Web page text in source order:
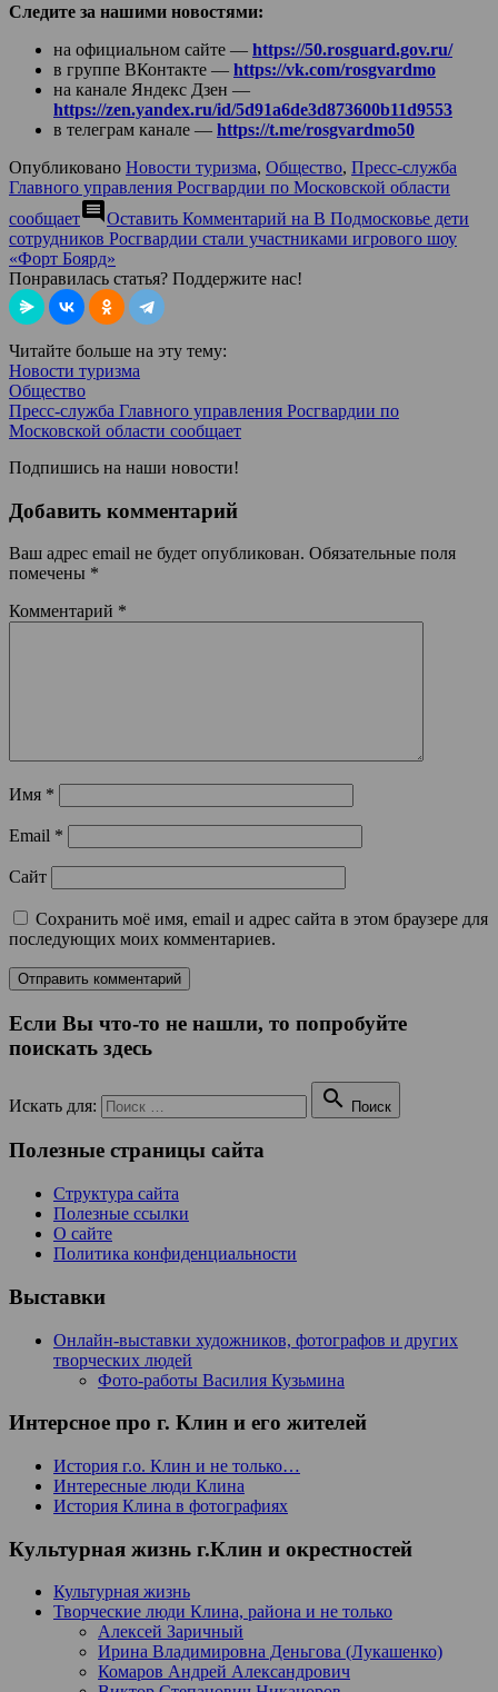
Следите за нашими новостями:
на официальном сайте — https://50.rosguard.gov.ru/
в группе ВКонтакте — https://vk.com/rosgvardmo
на канале Яндекс Дзен —
https://zen.yandex.ru/id/5d91a6de3d873600b11d9553
в телеграм канале — https://t.me/rosgvardmo50
Опубликовано Новости туризма, Общество, Пресс-служба
Главного управления Росгвардии по Московской области
сообщаетcomment Оставить Комментарий на В Подмосковье дети
сотрудников Росгвардии стали участниками игрового шоу
«Форт Боярд»
Понравилась статья? Поддержите нас!
Читайте больше на эту тему:
Новости туризма
Общество
Пресс-служба Главного управления Росгвардии по
Московской области сообщает
Подпишись на наши новости!
Добавить комментарий
Ваш адрес email не будет опубликован. Обязательные поля
помечены *
Комментарий *
Имя *
Email *
Сайт
Сохранить моё имя, email и адрес сайта в этом браузере для
последующих моих комментариев.
Если Вы что-то не нашли, то попробуйте
поискать здесь
Искать для:  Поиск
Полезные страницы сайта
Структура сайта
Полезные ссылки
О сайте
Политика конфиденциальности
Выставки
Онлайн-выставки художников, фотографов и других
творческих людей
Фото-работы Василия Кузьмина
Интерсное про г. Клин и его жителей
История г.о. Клин и не только…
Интересные люди Клина
История Клина в фотографиях
Культурная жизнь г.Клин и окрестностей
Культурная жизнь
Творческие люди Клина, района и не только
Алексей Заричный
Ирина Владимировна Деньгова (Лукашенко)
Комаров Андрей Александрович